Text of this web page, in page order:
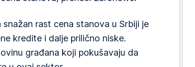
rast cena stanova u Srbiji je
kredite i dalje prilično niske.
građana koji pokušavaju da